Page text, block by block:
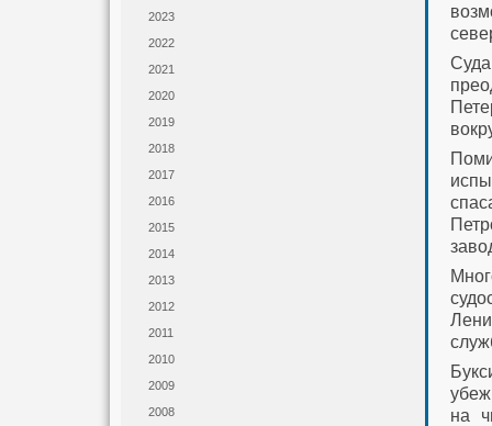
2023
2022
2021
2020
2019
2018
2017
2016
2015
2014
2013
2012
2011
2010
2009
2008
на